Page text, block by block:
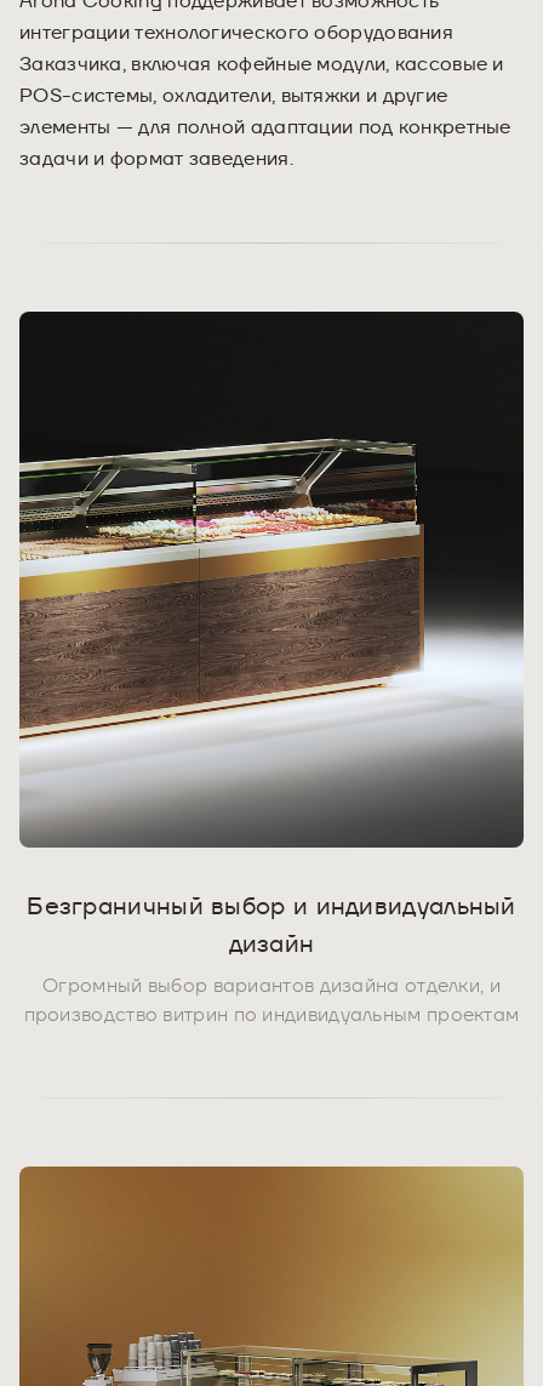
интеграции технологического оборудования
Заказчика, включая кофейные модули, кассовые и
POS-системы, охладители, вытяжки и другие
элементы — для полной адаптации под конкретные
задачи и формат заведения.
Безграничный выбор и индивидуальный
дизайн
Огромный выбор вариантов дизайна отделки, и
производство витрин по индивидуальным проектам